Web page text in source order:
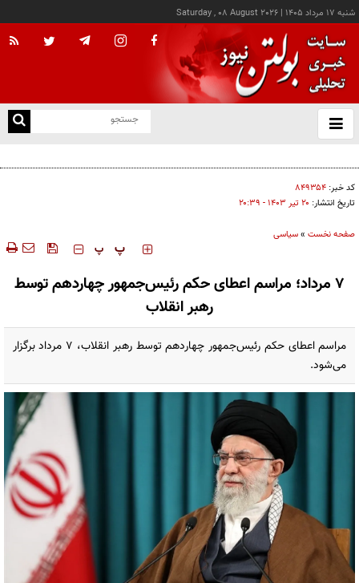
شنبه ۱۷ مرداد ۱۴۰۵ |
Saturday , 08 August 2026
باز
و
حرکت کشورهای منطقه به سمت ترتیبات امنیتی مستقل دانست
کد خبر: ۸۴۹۳۵۴
تاریخ انتشار: ۲۰ تير ۱۴۰۳ - ۲۰:۳۹
صفحه نخست »سیاسی
‍‍‍ پ پ
۷ مرداد؛ مراسم اعطای حکم رئیس‌جمهور چهاردهم توسط
رهبر انقلاب
مراسم اعطای حکم رئیس‌جمهور چهاردهم توسط رهبر انقلاب، ۷ مرداد برگزار
می‌شود.